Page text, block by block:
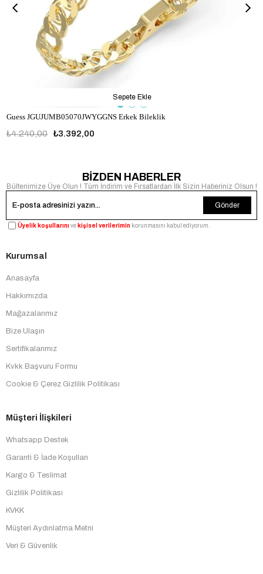
Guess JGUJUMB05070JWYGGNS Erkek Bileklik
₺3.392,00
₺4.240,00
Sepete Ekle
BİZDEN HABERLER
Bültenimize Üye Olun ! Tüm İndirim ve Fırsatlardan İlk Sizin Haberiniz Olsun !
Gönder
Üyelik koşullarınıve kişisel verilerimin korunmasını kabul ediyorum.
Kurumsal
Anasayfa
Hakkımızda
Mağazalarımız
Bize Ulaşın
Sertifikalarımız
Kvkk Başvuru Formu
Cookie & Çerez Gizlilik Politikası
Müşteri İlişkileri
Whatsapp Destek
Garanti & İade Koşulları
Kargo & Teslimat
Gizlilik Politikası
KVKK
Müşteri Aydınlatma Metni
Veri & Güvenlik